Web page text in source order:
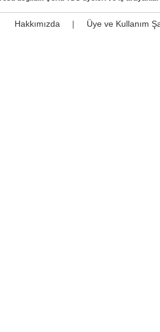
Hakkımızda | Üye ve Kullanım